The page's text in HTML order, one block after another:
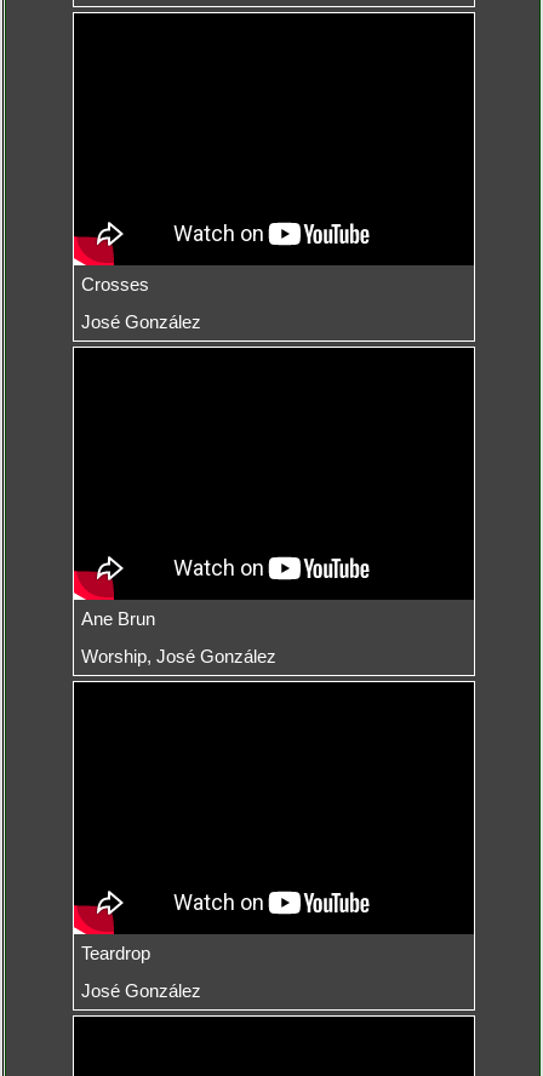
Crosses
José González
Ane Brun
Worship, José González
Teardrop
José González